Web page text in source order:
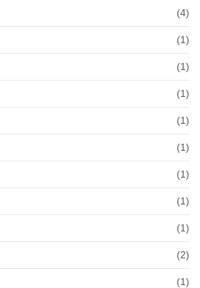
(4)
(1)
(1)
(1)
(1)
(1)
(1)
(1)
(1)
(2)
(1)